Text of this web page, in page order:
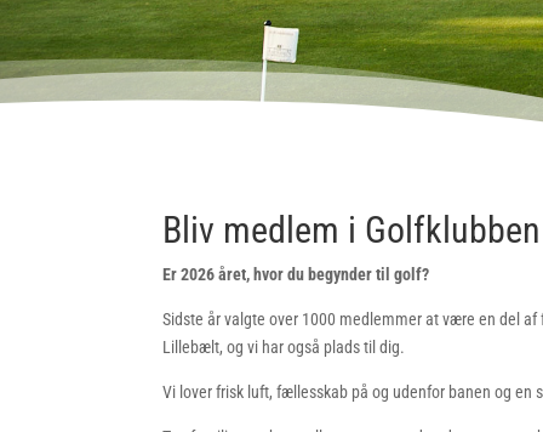
Bliv medlem i
Er 2026 året, hvor du begynder til golf?
Sidste år valgte over 1000 medlemmer at være en del
Lillebælt, og vi har også plads til dig.
Vi lover frisk luft, fællesskab på og udenfor banen og en